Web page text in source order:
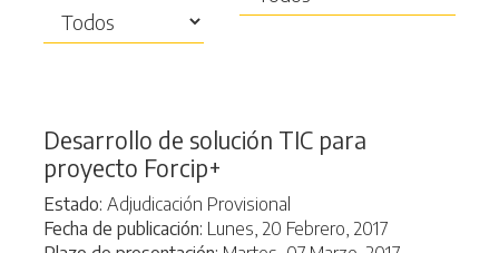
Desarrollo de solución TIC para
proyecto Forcip+
Estado Adjudicación Provisional
Fecha de publicación Lunes, 20 Febrero, 2017